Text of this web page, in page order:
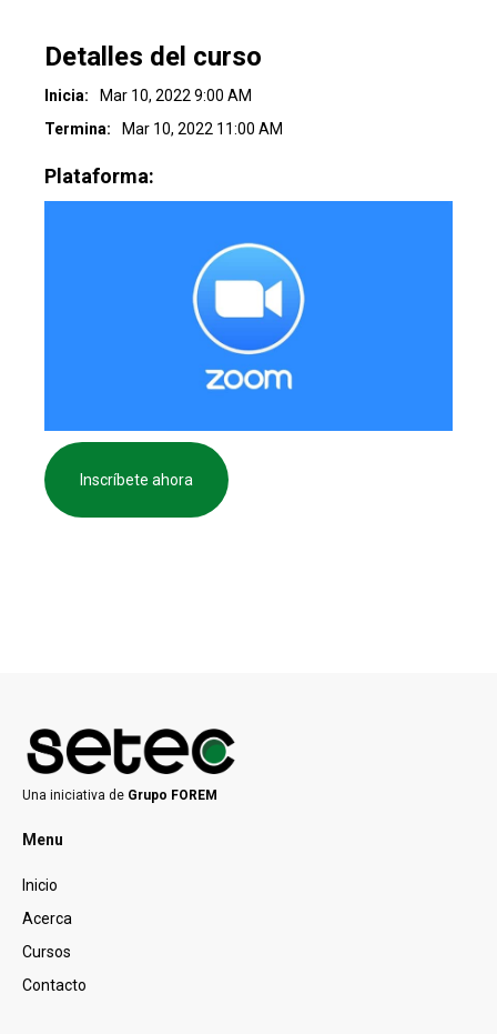
Detalles del curso
Inicia:
Mar 10, 2022 9:00 AM
Termina:
Mar 10, 2022 11:00 AM
Plataforma:
Inscríbete ahora
Una iniciativa de Grupo FOREM
Menu
Inicio
Acerca
Cursos
Contacto